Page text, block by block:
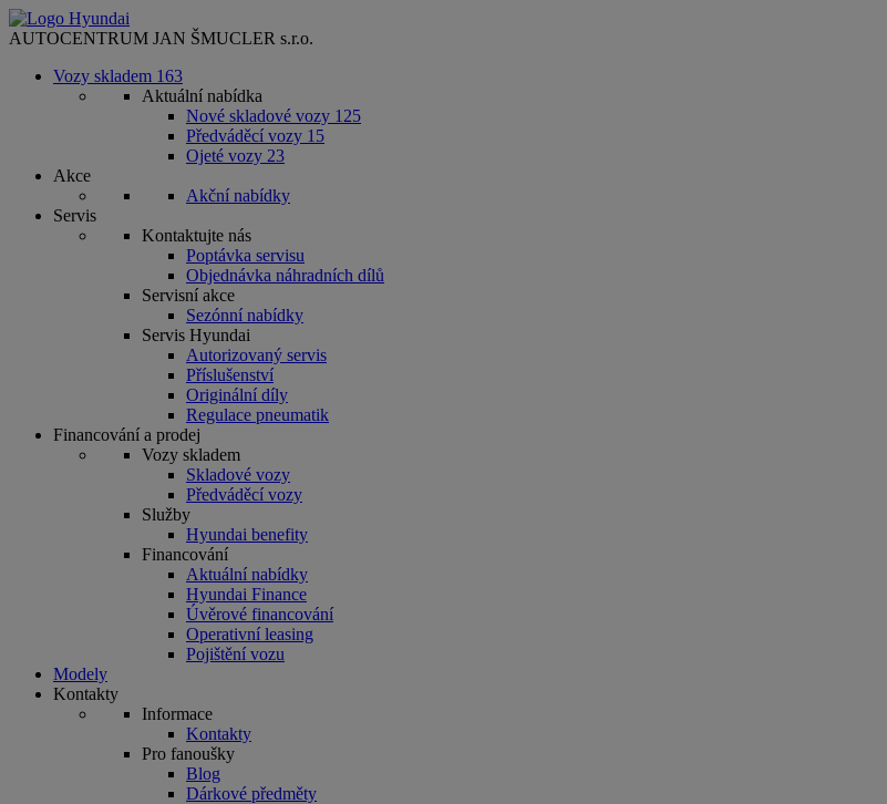
AUTOCENTRUM JAN ŠMUCLER s.r.o.
Vozy skladem 163
Aktuální nabídka
Nové skladové vozy 125
Předváděcí vozy 15
Ojeté vozy 23
Akce
Akční nabídky
Servis
Kontaktujte nás
Poptávka servisu
Objednávka náhradních dílů
Servisní akce
Sezónní nabídky
Servis Hyundai
Autorizovaný servis
Příslušenství
Originální díly
Regulace pneumatik
Financování a prodej
Vozy skladem
Skladové vozy
Předváděcí vozy
Služby
Hyundai benefity
Financování
Aktuální nabídky
Hyundai Finance
Úvěrové financování
Operativní leasing
Pojištění vozu
Modely
Kontakty
Informace
Kontakty
Pro fanoušky
Blog
Dárkové předměty